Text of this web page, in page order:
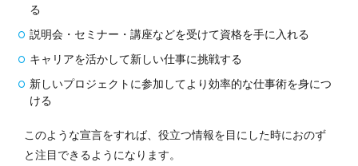
る
説明会・セミナー・講座などを受けて資格を手に入れる
キャリアを活かして新しい仕事に挑戦する
新しいプロジェクトに参加してより効率的な仕事術を身につ
ける
このような宣言をすれば、役立つ情報を目にした時におのず
と注目できるようになります。